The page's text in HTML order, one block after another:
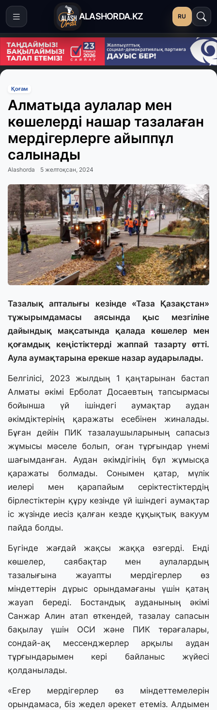
ALASHORDA.KZ RU
Қоғам
Алматыда аулалар мен
көшелерді нашар тазалаған
мердігерлерге айыппұл
салынады
Alashorda 5 желтоқсан, 2024
Тазалық апталығы кезінде «Таза Қазақстан»
тұжырымдамасы аясында қыс мезгіліне
дайындық мақсатында қалада көшелер мен
қоғамдық кеңістіктерді жаппай тазарту өтті.
Аула аумақтарына ерекше назар аударылады.
Белгілісі, 2023 жылдың 1 қаңтарынан бастап
Алматы әкімі Ерболат Досаевтың тапсырмасы
бойынша үй ішіндегі аумақтар аудан
әкімдіктерінің қаражаты есебінен жиналады.
Бұған дейін ПИК тазалаушыларының сапасыз
жұмысы мәселе болып, оған тұрғындар үнемі
шағымданған. Аудан әкімдігінің бұл жұмысқа
қаражаты болмады. Сонымен қатар, мүлік
иелері мен қарапайым серіктестіктердің
бірлестіктерін құру кезінде үй ішіндегі аумақтар
іс жүзінде иесіз қалған кезде құқықтық вакуум
пайда болды.
Бүгінде жағдай жақсы жаққа өзгерді. Енді
көшелер, саябақтар мен аулалардың
тазалығына жауапты мердігерлер өз
міндеттерін дұрыс орындамағаны үшін қатаң
жауап береді. Бостандық ауданының әкімі
Санжар Алин атап өткендей, тазалау сапасын
бақылау үшін ОСИ және ПИК төрағалары,
сондай-ақ мессенджерлер арқылы аудан
тұрғындарымен кері байланыс жүйесі
қолданылады.
«Егер мердігерлер өз міндеттемелерін
орындамаса, біз жедел әрекет етеміз. Алдымен